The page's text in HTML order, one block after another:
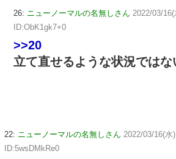
26: ニューノーマルの名無しさん 2022/03/
ID:ObK1gk7+0
>>20
立て直せるような状況では
22: ニューノーマルの名無しさん 2022/03/16(水
ID:5wsDMkRe0